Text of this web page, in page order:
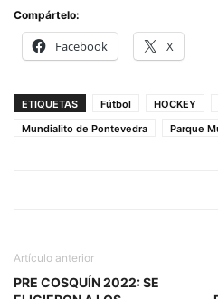
Compártelo:
Facebook X
ETIQUETAS Fútbol HOCKEY
Mundialito de Pontevedra
Parque
Artículo anterior
PRE COSQUÍN 2022: SE